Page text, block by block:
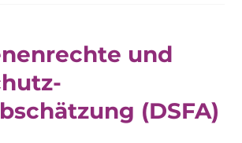
und
(DSFA)